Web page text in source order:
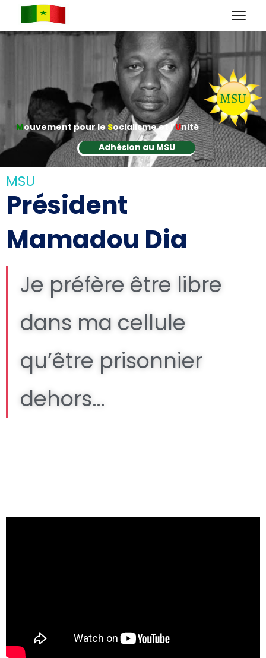
Mouvement pour leSocialisme et l'Unité
Adhésion au MSU
MSU
Président
Mamadou Dia
Je préfère être libre
dans ma cellule
qu’être prisonnier
dehors…